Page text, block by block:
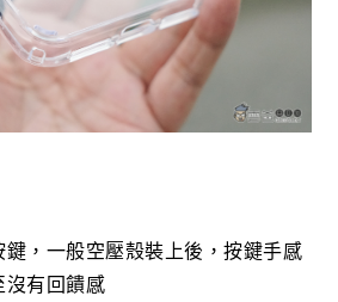
，一般空壓殼裝上後，按鍵手感
沒有回饋感